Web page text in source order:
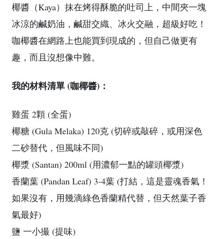
椰醬（Kaya）抹在烤得酥脆的吐司上，中間夾一塊
冰涼的鹹奶油，鹹甜交織、冰火交融，超級好吃！
咖椰醬在網路上也能買到現成的，但自己做更有
趣，而且沒想像中難。
我的材料清單 (咖椰醬)：
雞蛋 2顆 (全蛋)
椰糖 (Gula Melaka) 120克 (切碎或敲碎，或用深色
二砂替代，但風味不同)
椰漿 (Santan) 200ml (用濃郁一點的罐頭椰漿)
香蘭葉 (Pandan Leaf) 3-4葉 (打結，這是靈魂香氣！
如果沒有，用幾滴綠色香蘭精代替，但天然葉子香
氣最好)
鹽 一小撮 (提味)